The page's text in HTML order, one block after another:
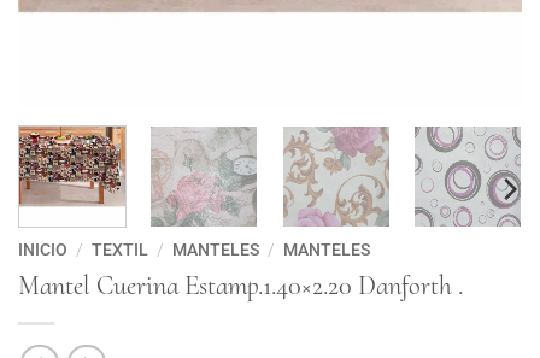
INICIO / TEXTIL / MANTELES / MANTELES
Mantel Cuerina Estamp.1.40×2.20 Danforth .